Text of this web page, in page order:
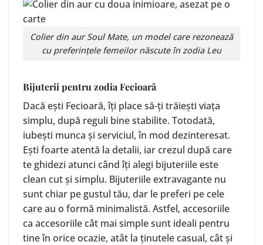
Colier din aurSoul Mate, un model care rezonează
cu preferințele femeilor născute în zodia Leu
Bijuterii pentru zodia Fecioară
Dacă ești Fecioară, îți place să-ți trăiești viața
simplu, după reguli bine stabilite. Totodată,
iubești munca și serviciul, în mod dezinteresat.
Ești foarte atentă la detalii, iar crezul după care
te ghidezi atunci când îți alegi bijuteriile este
clean cut și simplu. Bijuteriile extravagante nu
sunt chiar pe gustul tău, dar le preferi pe cele
care au o formă minimalistă. Astfel, accesoriile
ca accesoriile cât mai simple sunt ideali pentru
tine în orice ocazie, atât la ținutelecasual, cât și